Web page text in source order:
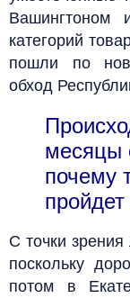
Вашингтоном
категорий
пошли по
обход
месяцы
почему
С точки зрения
поскольку
потом в